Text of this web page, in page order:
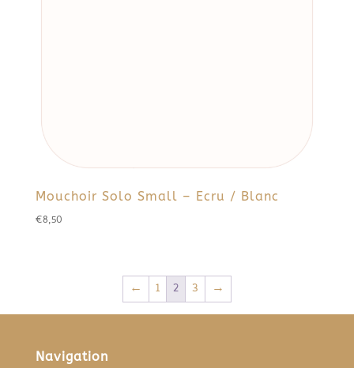
Mouchoir Solo Small – Ecru / Blanc
€8,50
← 1 2 3 →
Navigation